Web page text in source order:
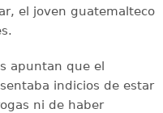
el joven guatemalteco
apuntan que el
indicios de estar
ni de haber